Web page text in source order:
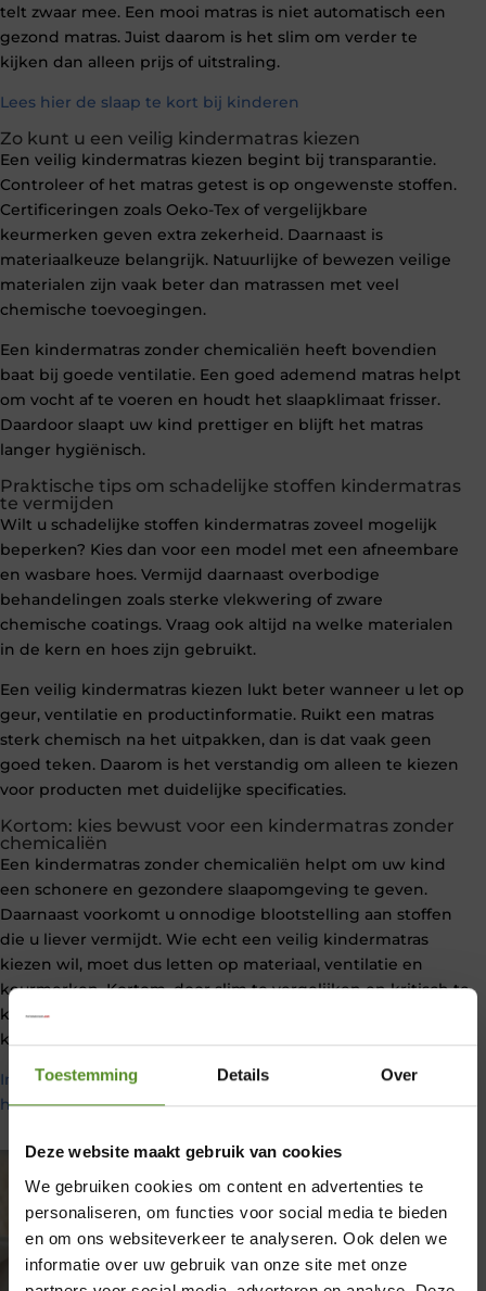
Toestemming Details Over
Deze website maakt gebruik van cookies
We gebruiken cookies om content en advertenties te
personaliseren, om functies voor social media te bieden
en om ons websiteverkeer te analyseren. Ook delen we
informatie over uw gebruik van onze site met onze
telt zwaar mee. Een mooi matras is niet automatisch een
gezond matras. Juist daarom is het slim om verder te
kijken dan alleen prijs of uitstraling.
Lees hier de slaap te kort bij kinderen
Zo kunt u een veilig kindermatras kiezen
Een veilig kindermatras kiezen begint bij transparantie.
Controleer of het matras getest is op ongewenste stoffen.
Certificeringen zoals Oeko-Tex of vergelijkbare
keurmerken geven extra zekerheid. Daarnaast is
materiaalkeuze belangrijk. Natuurlijke of bewezen veilige
materialen zijn vaak beter dan matrassen met veel
chemische toevoegingen.
Een kindermatras zonder chemicaliën heeft bovendien
baat bij goede ventilatie. Een goed ademend matras helpt
om vocht af te voeren en houdt het slaapklimaat frisser.
Daardoor slaapt uw kind prettiger en blijft het matras
langer hygiënisch.
Praktische tips om schadelijke stoffen kindermatras
te vermijden
Wilt u schadelijke stoffen kindermatras zoveel mogelijk
beperken? Kies dan voor een model met een afneembare
en wasbare hoes. Vermijd daarnaast overbodige
behandelingen zoals sterke vlekwering of zware
chemische coatings. Vraag ook altijd na welke materialen
in de kern en hoes zijn gebruikt.
Een veilig kindermatras kiezen lukt beter wanneer u let op
geur, ventilatie en productinformatie. Ruikt een matras
sterk chemisch na het uitpakken, dan is dat vaak geen
goed teken. Daarom is het verstandig om alleen te kiezen
voor producten met duidelijke specificaties.
Kortom: kies bewust voor een kindermatras zonder
chemicaliën
Een kindermatras zonder chemicaliën helpt om uw kind
een schonere en gezondere slaapomgeving te geven.
Daarnaast voorkomt u onnodige blootstelling aan stoffen
die u liever vermijdt. Wie echt een veilig kindermatras
kiezen wil, moet dus letten op materiaal, ventilatie en
keurmerken. Kortom, door slim te vergelijken en kritisch te
kiezen, beperkt u het risico op schadelijke stoffen
kindermatras en investeert u direct in beter slaapcomfort.
Invloed schooltijd op slaap: waarom latere schooltijden
helpen.